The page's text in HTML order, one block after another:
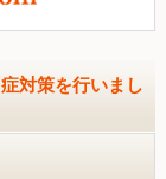
対策を行いまし